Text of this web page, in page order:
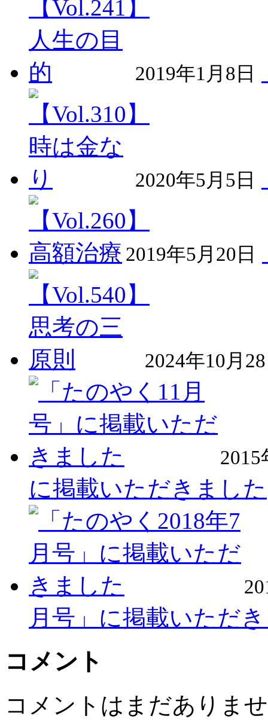
2019年1月8日
2020年5月5日
2019年5月20日
2024年10月
2015
に掲載いただきました
月号」に掲載いただ
コメント
コメントはまだありま